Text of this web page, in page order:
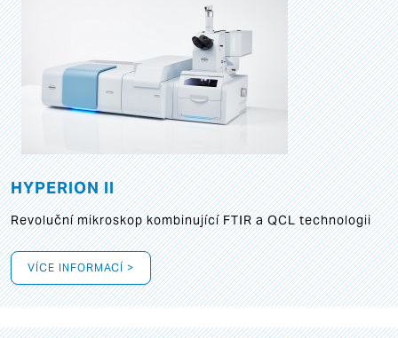
HYPERION II
Revoluční mikroskop kombinující FTIR a QCL technologii
VÍCE INFORMACÍ >